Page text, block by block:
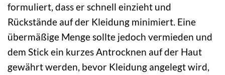
formuliert, dass er schnell einzieht und
Rückstände auf der Kleidung minimiert. Eine
übermäßige Menge sollte jedoch vermieden und
dem Stick ein kurzes Antrocknen auf der Haut
gewährt werden, bevor Kleidung angelegt wird,